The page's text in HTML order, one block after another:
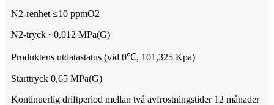
N2-renhet ≤10 ppmO2
N2-tryck ~0,012 MPa(G)
Produktens utdatastatus (vid 0℃, 101,325 Kpa)
Starttryck 0,65 MPa(G)
Kontinuerlig driftperiod mellan två avfrostningstider 12 månader